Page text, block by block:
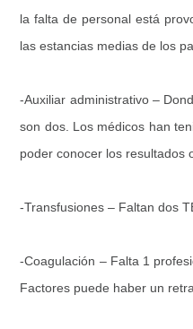
la falta de personal está
las estancias medias de los
-Auxiliar administrativo –
son dos. Los médicos han
poder conocer los resultados
-Transfusiones – Faltan dos
-Coagulación – Falta 1
Factores puede haber un